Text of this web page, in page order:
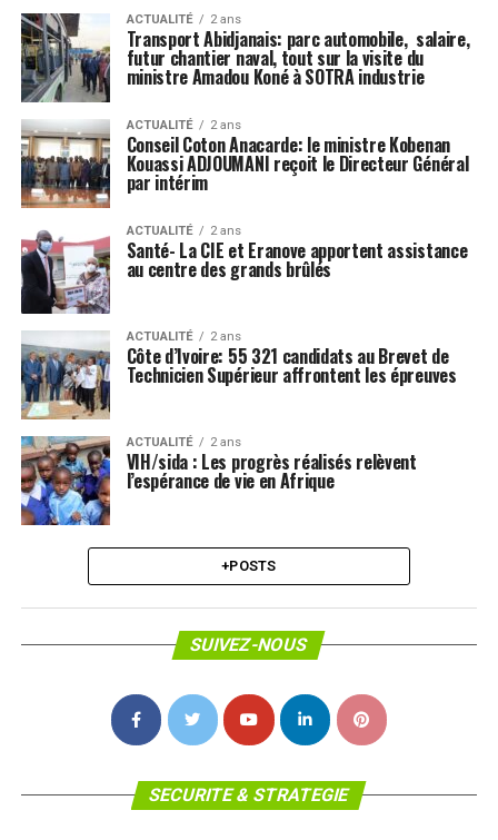
ACTUALITÉ 2 ans
Transport Abidjanais: parc automobile, salaire,
futur chantier naval, tout sur la visite du
ministre Amadou Koné à SOTRA industrie
ACTUALITÉ 2 ans
Conseil Coton Anacarde: le ministre Kobenan
Kouassi ADJOUMANI reçoit le Directeur Général
par intérim
ACTUALITÉ 2 ans
Santé- La CIE et Eranove apportent assistance
au centre des grands brûlés
ACTUALITÉ 2 ans
Côte d’Ivoire: 55 321 candidats au Brevet de
Technicien Supérieur affrontent les épreuves
ACTUALITÉ 2 ans
VIH/sida : Les progrès réalisés relèvent
l’espérance de vie en Afrique
+POSTS
SUIVEZ-NOUS
SECURITE & STRATEGIE